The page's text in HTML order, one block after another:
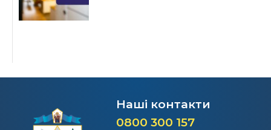
Наші контакти
0800 300 157